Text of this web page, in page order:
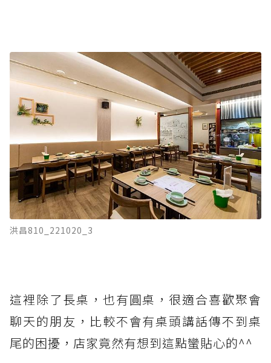
洪昌810_221020_3
這裡除了長桌，也有圓桌，很適合喜歡聚會
聊天的朋友，比較不會有桌頭講話傳不到桌
尾的困擾，店家竟然有想到這點蠻貼心的^^